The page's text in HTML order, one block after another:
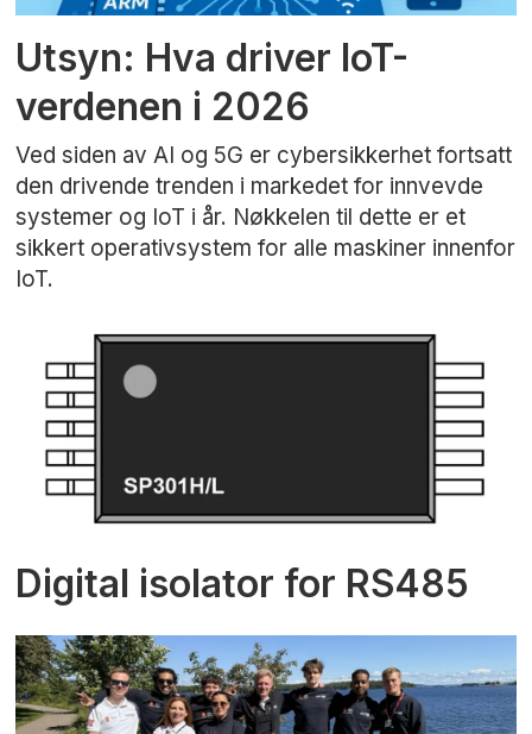
Utsyn: Hva driver IoT-
verdenen i 2026
Ved siden av AI og 5G er cybersikkerhet fortsatt
den drivende trenden i markedet for innvevde
systemer og IoT i år. Nøkkelen til dette er et
sikkert operativsystem for alle maskiner innenfor
IoT.
Digital isolator for RS485